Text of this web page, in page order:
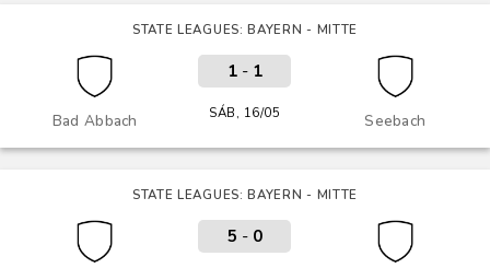
STATE LEAGUES: BAYERN - MITTE
Bad Abbach Seebach
1- 1
SÁB, 16/05
STATE LEAGUES: BAYERN - MITTE
5 - 0